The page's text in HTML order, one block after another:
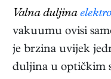
Valna duljina
vakuumu ovisi
je brzina uvijek
duljina u optičkim